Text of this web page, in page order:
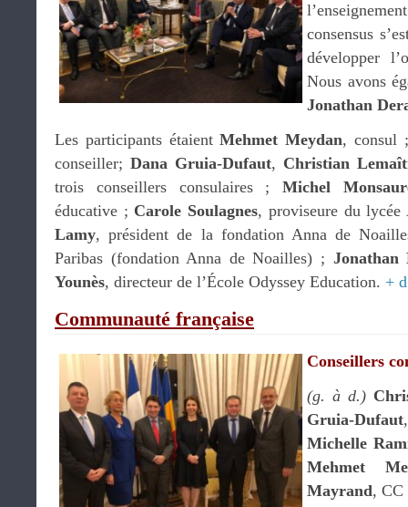
consensus
développer
Nous avons
Jonathan
Les participants étaientMehmet Meydan,
conseiller; Dana Gruia-Dufaut, Christian
trois conseillers consulaires ; Michel
éducative ; Carole Soulagnes, proviseure du
Lamy, président de la fondation Anna de
Paribas (fondation Anna de Noailles) ; Jonathan
Younès, directeur de l’École Odyssey Education. +
Communauté française
Conseillers
(g. à d.)
Gruia-Dufaut
Michelle
Mehmet
Mayrand, CC